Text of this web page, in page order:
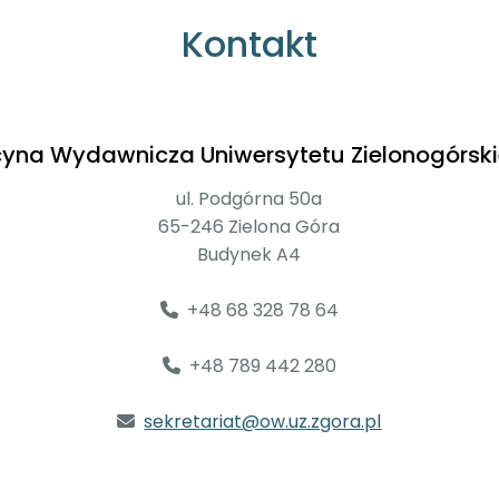
Kontakt
Wydawnicza Uniwersytetu
ul. Podgórna 50a
65-246 Zielona Góra
Budynek A4
+48 68 328 78 64
+48 789 442 280
sekretariat@ow.uz.zgora.pl